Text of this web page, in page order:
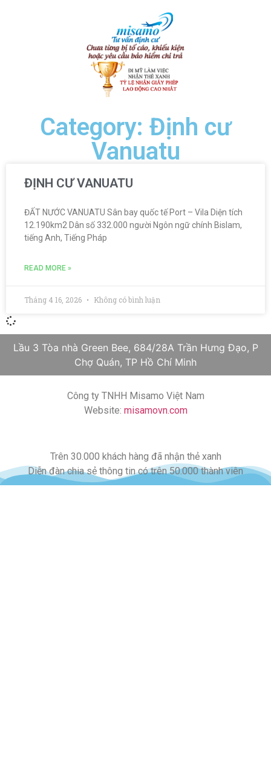
Category: Định cư
Vanuatu
ĐỊNH CƯ VANUATU
ĐẤT NƯỚC VANUATU Sân bay quốc tế Port – Vila Diện tích
12.190km2 Dân số 332.000 người Ngôn ngữ chính Bislam,
tiếng Anh, Tiếng Pháp
READ MORE »
Tháng 4 16, 2026 Không có bình luận
Lầu 3 Tòa nhà Green Bee, 684/28A Trần Hưng Đạo, P
Chợ Quán, TP Hồ Chí Minh
Công ty TNHH Misamo Việt Nam
Website: misamovn.com
Trên 30.000 khách hàng đã nhận thẻ xanh
Diễn đàn chia sẻ thông tin có trên 50.000 thành viên